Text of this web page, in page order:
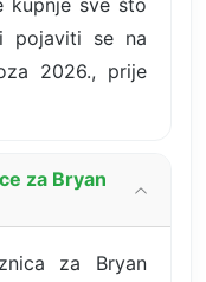
pojaviti se na
2026., prije
za Bryan
za Bryan